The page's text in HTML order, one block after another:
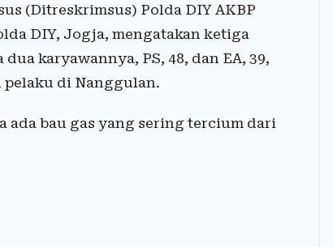
(Ditreskrimsus) Polda DIY AKBP
DIY, Jogja, mengatakan ketiga
karyawannya, PS, 48, dan EA, 39,
pelaku di Nanggulan.
ada bau gas yang sering tercium dari